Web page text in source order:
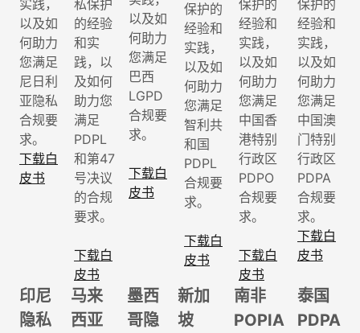
实践，
以及如
何助力
您满足
尼日利
亚隐私
合规要
求。
下载白
皮书
私保护
的经验
和实
践，以
及如何
助力您
满足
PDPL
和第47
号决议
的合规
要求。
下载白
皮书
以及如
何助力
您满足
巴西
LGPD
合规要
求。
下载白
皮书
保护的
经验和
实践，
以及如
何助力
您满足
智利共
和国
PDPL
合规要
求。
下载白
皮书
保护的
经验和
实践，
以及如
何助力
您满足
中国香
港特别
行政区
PDPO
合规要
求。
下载白
皮书
保护的
经验和
实践，
以及如
何助力
您满足
中国澳
门特别
行政区
PDPA
合规要
求。
下载白
皮书
印尼
隐私
马来
西亚
墨西
哥隐
新加
坡
南非
POPIA
泰国
PDPA